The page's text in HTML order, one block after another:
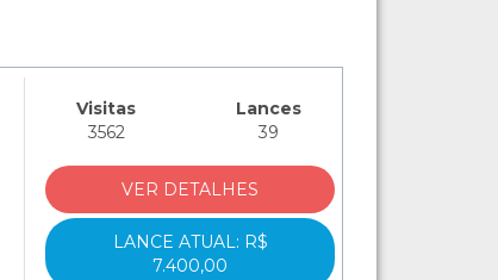
Visitas
3562
Lances
39
VER DETALHES
LANCE ATUAL: R$
7.400,00